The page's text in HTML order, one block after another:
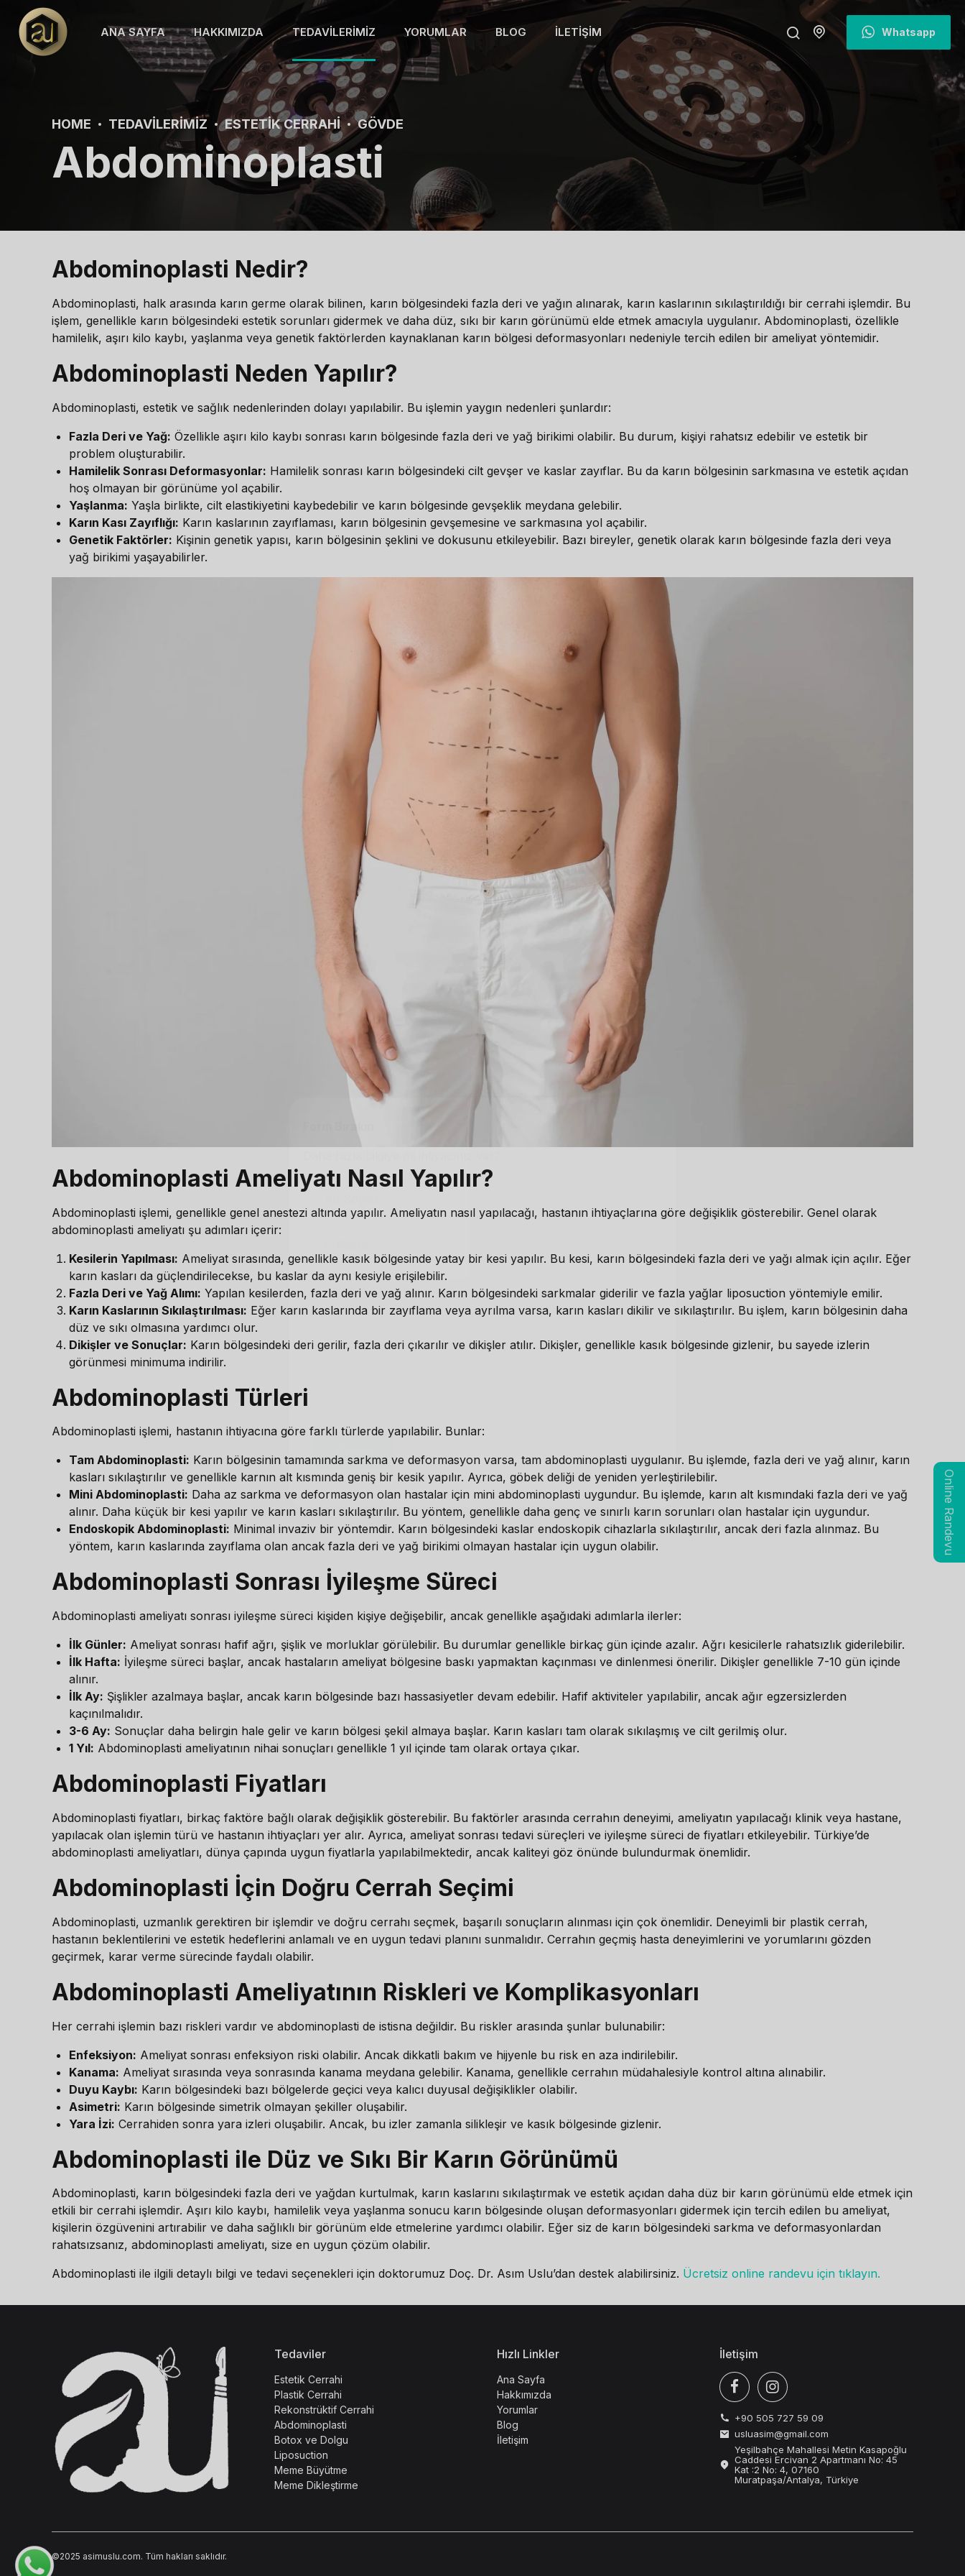
Whatsapp
ANA SAYFA HAKKIMIZDA TEDAVILERIMIZ YORUMLAR BLOG İLETIŞIM
HOME TEDAVILERIMIZ ESTETIK CERRAHI GÖVDE
Abdominoplasti
Abdominoplasti Nedir?
Abdominoplasti, halk arasında karın germe olarak bilinen, karın bölgesindeki fazla deri ve yağın alınarak, karın kaslarının sıkılaştırıldığı bir cerrahi işlemdir. Bu
işlem, genellikle karın bölgesindeki estetik sorunları gidermek ve daha düz, sıkı bir karın görünümü elde etmek amacıyla uygulanır. Abdominoplasti, özellikle
hamilelik, aşırı kilo kaybı, yaşlanma veya genetik faktörlerden kaynaklanan karın bölgesi deformasyonları nedeniyle tercih edilen bir ameliyat yöntemidir.
Abdominoplasti Neden Yapılır?
Abdominoplasti, estetik ve sağlık nedenlerinden dolayı yapılabilir. Bu işlemin yaygın nedenleri şunlardır:
Fazla Deri ve Yağ: Özellikle aşırı kilo kaybı sonrası karın bölgesinde fazla deri ve yağ birikimi olabilir. Bu durum, kişiyi rahatsız edebilir ve estetik bir
problem oluşturabilir.
Hamilelik Sonrası Deformasyonlar: Hamilelik sonrası karın bölgesindeki cilt gevşer ve kaslar zayıflar. Bu da karın bölgesinin sarkmasına ve estetik açıdan
hoş olmayan bir görünüme yol açabilir.
Yaşlanma: Yaşla birlikte, cilt elastikiyetini kaybedebilir ve karın bölgesinde gevşeklik meydana gelebilir.
Karın Kası Zayıflığı: Karın kaslarının zayıflaması, karın bölgesinin gevşemesine ve sarkmasına yol açabilir.
Genetik Faktörler: Kişinin genetik yapısı, karın bölgesinin şeklini ve dokusunu etkileyebilir. Bazı bireyler, genetik olarak karın bölgesinde fazla deri veya
yağ birikimi yaşayabilirler.
Abdominoplasti Ameliyatı Nasıl Yapılır?
Abdominoplasti işlemi, genellikle genel anestezi altında yapılır. Ameliyatın nasıl yapılacağı, hastanın ihtiyaçlarına göre değişiklik gösterebilir. Genel olarak
abdominoplasti ameliyatı şu adımları içerir:
Kesilerin Yapılması: Ameliyat sırasında, genellikle kasık bölgesinde yatay bir kesi yapılır. Bu kesi, karın bölgesindeki fazla deri ve yağı almak için açılır. Eğer
karın kasları da güçlendirilecekse, bu kaslar da aynı kesiyle erişilebilir.
Fazla Deri ve Yağ Alımı: Yapılan kesilerden, fazla deri ve yağ alınır. Karın bölgesindeki sarkmalar giderilir ve fazla yağlar liposuction yöntemiyle emilir.
Karın Kaslarının Sıkılaştırılması: Eğer karın kaslarında bir zayıflama veya ayrılma varsa, karın kasları dikilir ve sıkılaştırılır. Bu işlem, karın bölgesinin daha
düz ve sıkı olmasına yardımcı olur.
Dikişler ve Sonuçlar: Karın bölgesindeki deri gerilir, fazla deri çıkarılır ve dikişler atılır. Dikişler, genellikle kasık bölgesinde gizlenir, bu sayede izlerin
görünmesi minimuma indirilir.
Abdominoplasti Türleri
Abdominoplasti işlemi, hastanın ihtiyacına göre farklı türlerde yapılabilir. Bunlar:
Tam Abdominoplasti: Karın bölgesinin tamamında sarkma ve deformasyon varsa, tam abdominoplasti uygulanır. Bu işlemde, fazla deri ve yağ alınır, karın
kasları sıkılaştırılır ve genellikle karnın alt kısmında geniş bir kesik yapılır. Ayrıca, göbek deliği de yeniden yerleştirilebilir.
Mini Abdominoplasti: Daha az sarkma ve deformasyon olan hastalar için mini abdominoplasti uygundur. Bu işlemde, karın alt kısmındaki fazla deri ve yağ
alınır. Daha küçük bir kesi yapılır ve karın kasları sıkılaştırılır. Bu yöntem, genellikle daha genç ve sınırlı karın sorunları olan hastalar için uygundur.
Endoskopik Abdominoplasti: Minimal invaziv bir yöntemdir. Karın bölgesindeki kaslar endoskopik cihazlarla sıkılaştırılır, ancak deri fazla alınmaz. Bu
yöntem, karın kaslarında zayıflama olan ancak fazla deri ve yağ birikimi olmayan hastalar için uygun olabilir.
Abdominoplasti Sonrası İyileşme Süreci
Abdominoplasti ameliyatı sonrası iyileşme süreci kişiden kişiye değişebilir, ancak genellikle aşağıdaki adımlarla ilerler:
İlk Günler: Ameliyat sonrası hafif ağrı, şişlik ve morluklar görülebilir. Bu durumlar genellikle birkaç gün içinde azalır. Ağrı kesicilerle rahatsızlık giderilebilir.
İlk Hafta: İyileşme süreci başlar, ancak hastaların ameliyat bölgesine baskı yapmaktan kaçınması ve dinlenmesi önerilir. Dikişler genellikle 7-10 gün içinde
alınır.
İlk Ay: Şişlikler azalmaya başlar, ancak karın bölgesinde bazı hassasiyetler devam edebilir. Hafif aktiviteler yapılabilir, ancak ağır egzersizlerden
kaçınılmalıdır.
3-6 Ay: Sonuçlar daha belirgin hale gelir ve karın bölgesi şekil almaya başlar. Karın kasları tam olarak sıkılaşmış ve cilt gerilmiş olur.
1 Yıl: Abdominoplasti ameliyatının nihai sonuçları genellikle 1 yıl içinde tam olarak ortaya çıkar.
Abdominoplasti Fiyatları
Abdominoplasti fiyatları, birkaç faktöre bağlı olarak değişiklik gösterebilir. Bu faktörler arasında cerrahın deneyimi, ameliyatın yapılacağı klinik veya hastane,
yapılacak olan işlemin türü ve hastanın ihtiyaçları yer alır. Ayrıca, ameliyat sonrası tedavi süreçleri ve iyileşme süreci de fiyatları etkileyebilir. Türkiye’de
abdominoplasti ameliyatları, dünya çapında uygun fiyatlarla yapılabilmektedir, ancak kaliteyi göz önünde bulundurmak önemlidir.
Abdominoplasti İçin Doğru Cerrah Seçimi
Abdominoplasti, uzmanlık gerektiren bir işlemdir ve doğru cerrahı seçmek, başarılı sonuçların alınması için çok önemlidir. Deneyimli bir plastik cerrah,
hastanın beklentilerini ve estetik hedeflerini anlamalı ve en uygun tedavi planını sunmalıdır. Cerrahın geçmiş hasta deneyimlerini ve yorumlarını gözden
geçirmek, karar verme sürecinde faydalı olabilir.
Abdominoplasti Ameliyatının Riskleri ve Komplikasyonları
Her cerrahi işlemin bazı riskleri vardır ve abdominoplasti de istisna değildir. Bu riskler arasında şunlar bulunabilir:
Enfeksiyon: Ameliyat sonrası enfeksiyon riski olabilir. Ancak dikkatli bakım ve hijyenle bu risk en aza indirilebilir.
Kanama: Ameliyat sırasında veya sonrasında kanama meydana gelebilir. Kanama, genellikle cerrahın müdahalesiyle kontrol altına alınabilir.
Duyu Kaybı: Karın bölgesindeki bazı bölgelerde geçici veya kalıcı duyusal değişiklikler olabilir.
Asimetri: Karın bölgesinde simetrik olmayan şekiller oluşabilir.
Yara İzi: Cerrahiden sonra yara izleri oluşabilir. Ancak, bu izler zamanla silikleşir ve kasık bölgesinde gizlenir.
Abdominoplasti ile Düz ve Sıkı Bir Karın Görünümü
Abdominoplasti, karın bölgesindeki fazla deri ve yağdan kurtulmak, karın kaslarını sıkılaştırmak ve estetik açıdan daha düz bir karın görünümü elde etmek için
etkili bir cerrahi işlemdir. Aşırı kilo kaybı, hamilelik veya yaşlanma sonucu karın bölgesinde oluşan deformasyonları gidermek için tercih edilen bu ameliyat,
kişilerin özgüvenini artırabilir ve daha sağlıklı bir görünüm elde etmelerine yardımcı olabilir. Eğer siz de karın bölgesindeki sarkma ve deformasyonlardan
rahatsızsanız, abdominoplasti ameliyatı, size en uygun çözüm olabilir.
Abdominoplasti ile ilgili detaylı bilgi ve tedavi seçenekleri için doktorumuz Doç. Dr. Asım Uslu’dan destek alabilirsiniz. Ücretsiz online randevu için tıklayın.
Tedaviler
Estetik Cerrahi
Plastik Cerrahi
Rekonstrüktif Cerrahi
Abdominoplasti
Botox ve Dolgu
Liposuction
Meme Büyütme
Meme Dikleştirme
Hızlı Linkler
Ana Sayfa
Hakkımızda
Yorumlar
Blog
İletişim
İletişim
+90 505 727 59 09
usluasim@gmail.com
Yeşilbahçe Mahallesi Metin Kasapoğlu
Caddesi Ercivan 2 Apartmanı No: 45
Kat :2 No: 4, 07160
Muratpaşa/Antalya, Türkiye
©2025 asimuslu.com. Tüm hakları saklıdır.
Online Randevu
Form Bırakın